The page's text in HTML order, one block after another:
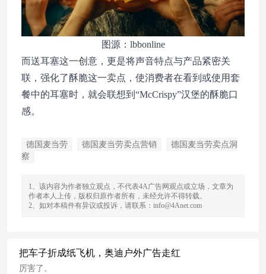
图源：lbbonline
而送耳塞这一创意，更是将声音特点与产品紧密关
联，强化了酥脆这一卖点，使消费者在看到或使用套
餐中的耳塞时，就会联想到“McCrispy”汉堡的酥脆口
感。
德国麦当劳 德国麦当劳卖点营销
德国麦当劳卖点洞
察
1、该内容为作者独立观点，不代表4A广告网观点或立场，文章为
作者本人上传，版权归原作者所有，未经允许不得转载。
2、如对本稿件有异议或投诉，请联系：info@4Anet.com
把车子折成纸飞机，奥迪户外广告走红
厉害了。